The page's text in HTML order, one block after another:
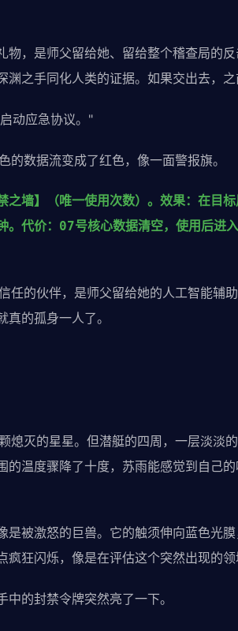
，是师父留给她、留给整个稽查局的反
之手同化人类的证据。如果交出去，之
动应急协议。"
数据流变成了红色，像一面警报旗。
之墙】（唯一使用次数）。效果：在目
。代价：07号核心数据清空，使用后进
的伙伴，是师父留给她的人工智能辅
的孤身一人了。
灭的星星。但潜艇的四周，一层淡淡
的温度骤降了十度，苏雨能感觉到自己
激怒的巨兽。它的触须伸向蓝色光膜
狂闪烁，像是在评估这个突然出现的领
的封禁令牌突然亮了一下。